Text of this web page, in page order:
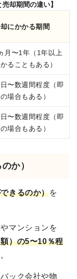
却期間の違い】
にかかる期間
月〜1年（1年以上
ることもある）
〜数週間程度（即
場合もある）
〜数週間程度（即
場合もある）
か）
きるのか）を
マンションを
）の5〜10％程
ック会社や物